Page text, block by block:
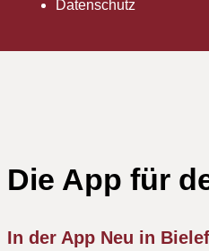
Datenschutz
Die App für
In der App Neu in